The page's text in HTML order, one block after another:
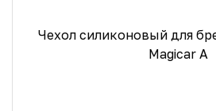
Чехол силиконовый для
Magicar A